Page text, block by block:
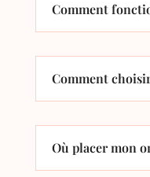
Comment
Comment
Où placer mon